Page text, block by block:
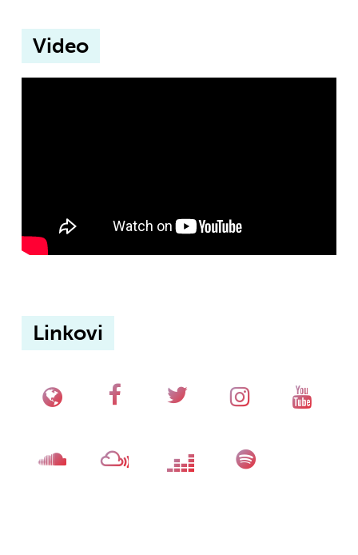
Video
Linkovi